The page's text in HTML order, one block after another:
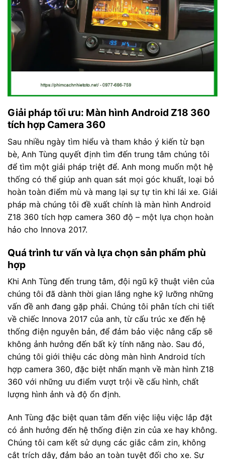
Giải pháp tối ưu: Màn hình Android Z18 360
tích hợp Camera 360
Sau nhiều ngày tìm hiểu và tham khảo ý kiến từ bạn
bè, Anh Tùng quyết định tìm đến trung tâm chúng tôi
để tìm một giải pháp triệt để. Anh mong muốn một hệ
thống có thể giúp anh quan sát mọi góc khuất, loại bỏ
hoàn toàn điểm mù và mang lại sự tự tin khi lái xe. Giải
pháp mà chúng tôi đề xuất chính là màn hình Android
Z18 360 tích hợp camera 360 độ – một lựa chọn hoàn
hảo cho Innova 2017.
Quá trình tư vấn và lựa chọn sản phẩm phù
hợp
Khi Anh Tùng đến trung tâm, đội ngũ kỹ thuật viên của
chúng tôi đã dành thời gian lắng nghe kỹ lưỡng những
vấn đề anh đang gặp phải. Chúng tôi phân tích chi tiết
về chiếc Innova 2017 của anh, từ cấu trúc xe đến hệ
thống điện nguyên bản, để đảm bảo việc nâng cấp sẽ
không ảnh hưởng đến bất kỳ tính năng nào. Sau đó,
chúng tôi giới thiệu các dòng màn hình Android tích
hợp camera 360, đặc biệt nhấn mạnh về màn hình Z18
360 với những ưu điểm vượt trội về cấu hình, chất
lượng hình ảnh và độ ổn định.
Anh Tùng đặc biệt quan tâm đến việc liệu việc lắp đặt
có ảnh hưởng đến hệ thống điện zin của xe hay không.
Chúng tôi cam kết sử dụng các giắc cắm zin, không
cắt trích dây, đảm bảo an toàn tuyệt đối cho xe. Sự